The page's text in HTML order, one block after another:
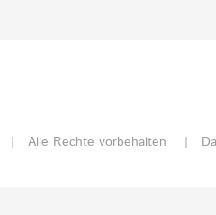
| Alle Rechte vorbehalten |